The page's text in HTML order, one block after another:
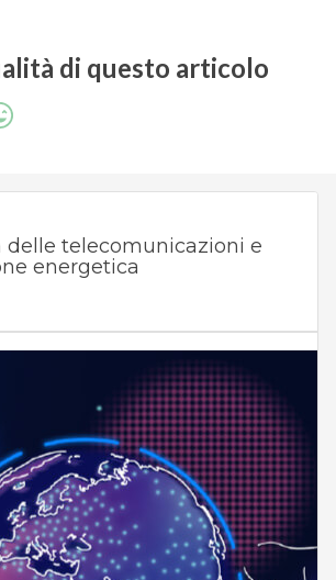
di questo articolo
delle telecomunicazioni e
energetica